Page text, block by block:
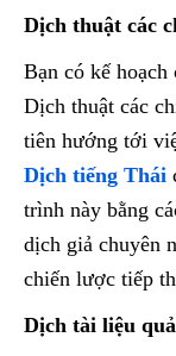
Dịch thuật các
Bạn có kế
Dịch thuật các
tiên hướng tới
Dịch tiếng Thái
trình này bằng
dịch giả chuyên
chiến lược tiếp
Dịch tài liệu